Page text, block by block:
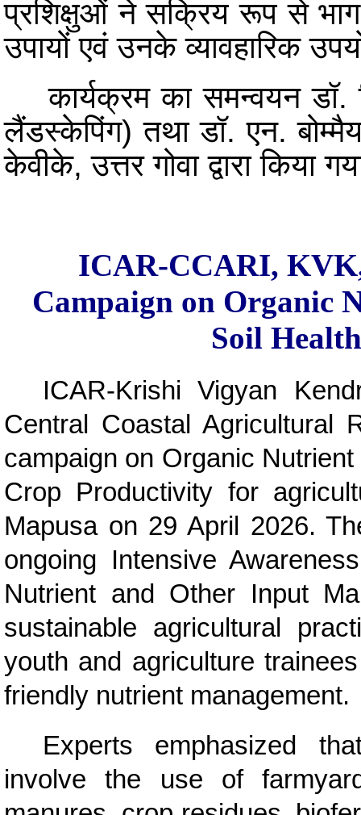
प्रशिक्षुओं ने सक्रिय रूप से
उपायों एवं उनके व्यावहारिक
कार्यक्रम का समन्वयन डॉ.
लैंडस्केपिंग) तथा डॉ. एन.
केवीके, उत्तर गोवा द्वारा किया
ICAR-CCARI,
Campaign on Organic
Soil
ICAR-Krishi Vigyan
Central Coastal Agricultural
campaign on Organic
Crop Productivity for
Mapusa on 29 April 2026.
ongoing Intensive
Nutrient and Other Input
sustainable agricultural
youth and agriculture
friendly nutrient management.
Experts emphasized
involve the use of